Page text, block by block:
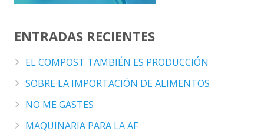
ENTRADAS RECIENTES
EL COMPOST TAMBIÉN ES PRODUCCIÓN
SOBRE LA IMPORTACIÓN DE ALIMENTOS
NO ME GASTES
MAQUINARIA PARA LA AF